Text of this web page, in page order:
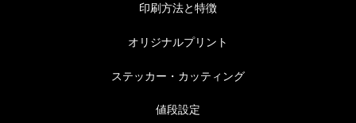
印刷方法と特徴
オリジナルプリント
ステッカー・カッティング
値段設定